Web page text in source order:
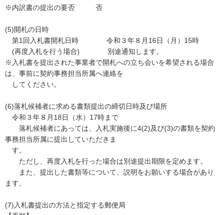
※内訳書の提出の要否 否
(5)開札の日時
第1回入札書開札日時 令和３年８月16日（月）15時
(再度入札を行う場合) 別途通知します。
※入札書を提出された事業者で開札への立ち会いを希望される場合
は、事前に契約事務担当所属へ連絡を
してください。
(6)落札候補者に求める書類提出の締切日時及び場所
令和３年８月18日（水）17時まで
落札候補者にあっては、入札実施後に4(2)及び(3)の書類を契約
事務担当所属に提出していただきま
す。
ただし、再度入札を行った場合は別途提出期限を定めます。
また、提出した書類等について、説明をお願いする場合があり
ます。
(7)入札書提出の方法と指定する郵便局